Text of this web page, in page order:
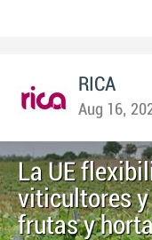
RICA
Aug 16,
La UE
viticultores y
frutas y